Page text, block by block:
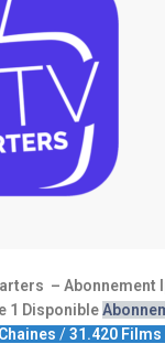
– Abonnement
1 Disponible
/31.420 Films